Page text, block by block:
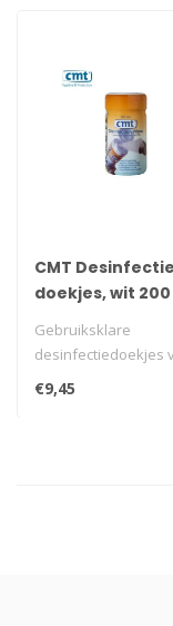
CMT Desinfectie
doekjes, wit 200
stuks
Gebruiksklare
desinfectiedoekjes
eenmalig gebruik. Met
€9,45